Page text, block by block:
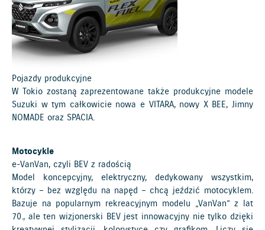
Pojazdy produkcyjne
W Tokio zostaną zaprezentowane także produkcyjne modele
Suzuki w tym całkowicie nowa e VITARA, nowy X BEE, Jimny
NOMADE oraz SPACIA.
Motocykle
e-VanVan, czyli BEV z radością
Model koncepcyjny, elektryczny, dedykowany wszystkim,
którzy – bez względu na napęd – chcą jeździć motocyklem.
Bazuje na popularnym rekreacyjnym modelu „VanVan” z lat
70., ale ten wizjonerski BEV jest innowacyjny nie tylko dzięki